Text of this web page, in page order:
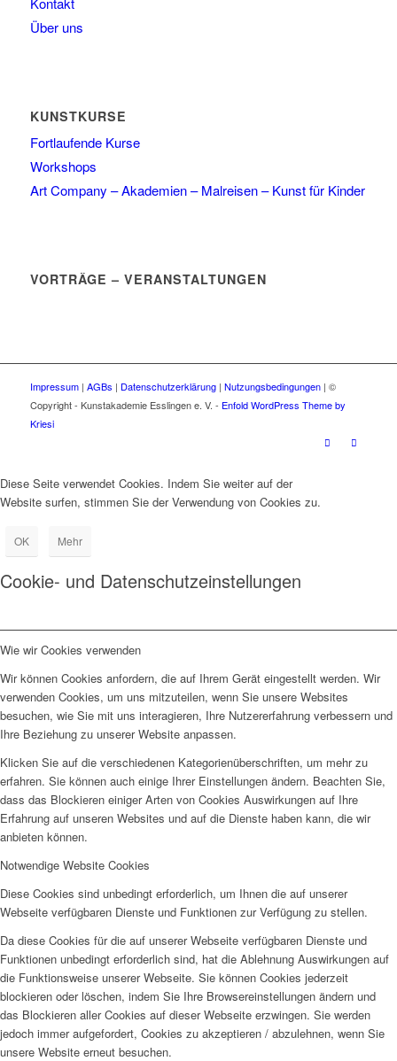
Über uns
KUNSTKURSE
Fortlaufende Kurse
Workshops
Art Company – Akademien – Malreisen – Kunst für Kinder
VORTRÄGE – VERANSTALTUNGEN
Impressum| AGBs | Datenschutzerklärung| Nutzungsbedingungen| ©
Copyright - Kunstakademie Esslingen e. V. - Enfold WordPress Theme by
Kriesi
Diese Seite verwendet Cookies. Indem Sie weiter auf der
Website surfen, stimmen Sie der Verwendung von Cookies zu.
OK Mehr
Cookie- und Datenschutzeinstellungen
Wie wir Cookies verwenden
Wir können Cookies anfordern, die auf Ihrem Gerät eingestellt werden. Wir
verwenden Cookies, um uns mitzuteilen, wenn Sie unsere Websites
besuchen, wie Sie mit uns interagieren, Ihre Nutzererfahrung verbessern und
Ihre Beziehung zu unserer Website anpassen.
Klicken Sie auf die verschiedenen Kategorienüberschriften, um mehr zu
erfahren. Sie können auch einige Ihrer Einstellungen ändern. Beachten Sie,
dass das Blockieren einiger Arten von Cookies Auswirkungen auf Ihre
Erfahrung auf unseren Websites und auf die Dienste haben kann, die wir
anbieten können.
Notwendige Website Cookies
Diese Cookies sind unbedingt erforderlich, um Ihnen die auf unserer
Webseite verfügbaren Dienste und Funktionen zur Verfügung zu stellen.
Da diese Cookies für die auf unserer Webseite verfügbaren Dienste und
Funktionen unbedingt erforderlich sind, hat die Ablehnung Auswirkungen auf
die Funktionsweise unserer Webseite. Sie können Cookies jederzeit
blockieren oder löschen, indem Sie Ihre Browsereinstellungen ändern und
das Blockieren aller Cookies auf dieser Webseite erzwingen. Sie werden
jedoch immer aufgefordert, Cookies zu akzeptieren / abzulehnen, wenn Sie
unsere Website erneut besuchen.